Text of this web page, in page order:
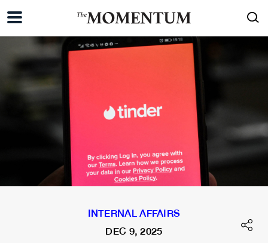
INTERNAL AFFAIRS
DEC 9, 2025